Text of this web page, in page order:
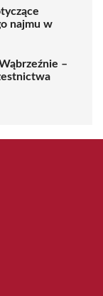
najmu w
–